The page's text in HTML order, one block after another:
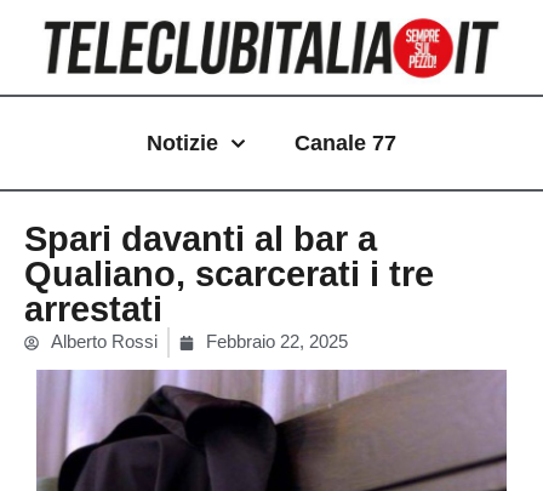
contenuto
Notizie Canale 77
Spari davanti al bar a
Qualiano, scarcerati i tre
arrestati
Alberto Rossi Febbraio 22, 2025